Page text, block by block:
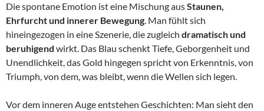
Die spontane Emotion ist eine Mischung ausStaunen,
Ehrfurcht und innerer Bewegung. Man fühlt sich
hineingezogen in eine Szenerie, die zugleich dramatisch und
beruhigend wirkt. Das Blau schenkt Tiefe, Geborgenheit und
Unendlichkeit, das Gold hingegen spricht von Erkenntnis, von
Triumph, von dem, was bleibt, wenn die Wellen sich legen.
Vor dem inneren Auge entstehen Geschichten: Man sieht den